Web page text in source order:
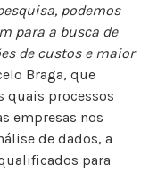
podemos
para a busca de
de custos e maior
Braga, que
quais processos
empresas nos
de dados, a
para